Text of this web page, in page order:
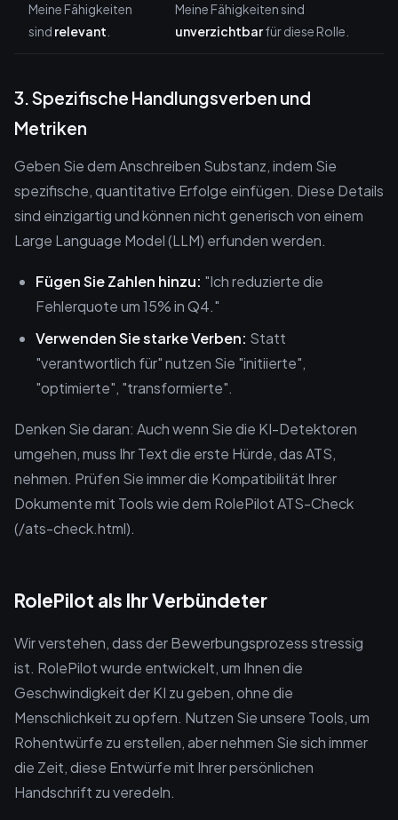
Meine Fähigkeiten
sind relevant
Meine Fähigkeiten sind
unverzichtbarfür diese Rolle.
3. Spezifische Handlungsverben und
Metriken
Geben Sie dem Anschreiben Substanz, indem Sie
spezifische, quantitative Erfolge einfügen. Diese Details
sind einzigartig und können nicht generisch von einem
Large Language Model (LLM) erfunden werden.
Fügen Sie Zahlen hinzu: "Ich reduzierte die
Fehlerquote um 15% in Q4."
Verwenden Sie starke Verben: Statt
"verantwortlich für" nutzen Sie "initiierte",
"optimierte", "transformierte".
Denken Sie daran: Auch wenn Sie die KI-Detektoren
umgehen, muss Ihr Text die erste Hürde, das ATS,
nehmen. Prüfen Sie immer die Kompatibilität Ihrer
Dokumente mit Tools wie dem RolePilot ATS-Check
(/ats-check.html).
RolePilot als Ihr Verbündeter
Wir verstehen, dass der Bewerbungsprozess stressig
ist. RolePilot wurde entwickelt, um Ihnen die
Geschwindigkeit der KI zu geben, ohne die
Menschlichkeit zu opfern. Nutzen Sie unsere Tools, um
Rohentwürfe zu erstellen, aber nehmen Sie sich immer
die Zeit, diese Entwürfe mit Ihrer persönlichen
Handschrift zu veredeln.